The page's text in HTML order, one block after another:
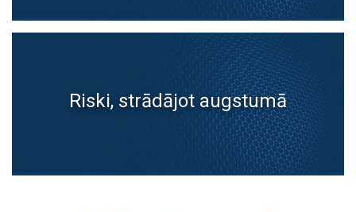
Riski, strādājot augstumā